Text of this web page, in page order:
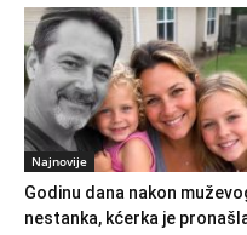
Najnovije
Godinu dana nakon
nestanka, kćerka je